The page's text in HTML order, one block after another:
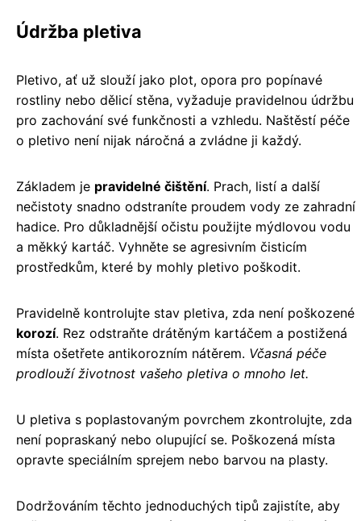
Údržba pletiva
Pletivo, ať už slouží jako plot, opora pro popínavé
rostliny nebo dělicí stěna, vyžaduje pravidelnou údržbu
pro zachování své funkčnosti a vzhledu. Naštěstí péče
o pletivo není nijak náročná a zvládne ji každý.
Základem je pravidelné čištění. Prach, listí a další
nečistoty snadno odstraníte proudem vody ze zahradní
hadice. Pro důkladnější očistu použijte mýdlovou vodu
a měkký kartáč. Vyhněte se agresivním čisticím
prostředkům, které by mohly pletivo poškodit.
Pravidelně kontrolujte stav pletiva, zda není poškozené
korozí. Rez odstraňte drátěným kartáčem a postižená
místa ošetřete antikorozním nátěrem. Včasná péče
prodlouží životnost vašeho pletiva o mnoho let.
U pletiva s poplastovaným povrchem zkontrolujte, zda
není popraskaný nebo olupující se. Poškozená místa
opravte speciálním sprejem nebo barvou na plasty.
Dodržováním těchto jednoduchých tipů zajistíte, aby